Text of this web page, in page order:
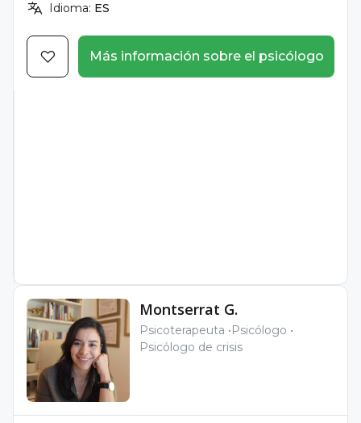
Idioma: ES
Más información sobre el psicólogo
Montserrat G.
Psicoterapeuta
Psicólogo
Psicólogo de crisis